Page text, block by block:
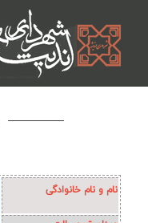
نام و نام خانوادگی